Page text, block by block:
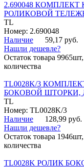
2.690048
РОЛИКОВОЙ
TL
Номер: 2.690048
Наличие
59,17 руб.
Нашли дешевле?
Остаток товара 9965шт,
количества
TL0028K/3
БОКОВОЙ ШТОРКИ,
TL
Номер: TL0028K/3
Наличие
128,99 руб.
Нашли дешевле?
Остаток товара 1946шт,
количества
TL0028K РОЛИК